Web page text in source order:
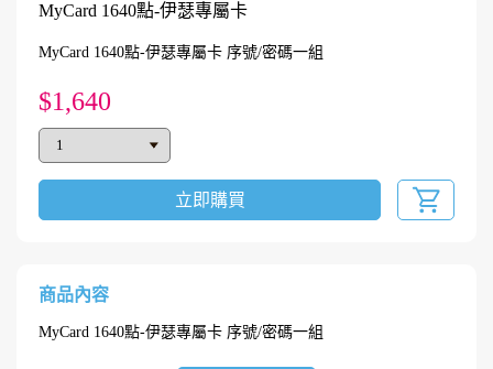
MyCard 1640點-伊瑟專屬卡
MyCard 1640點-伊瑟專屬卡 序號/密碼一組
$1,640
立即購買
商品內容
MyCard 1640點-伊瑟專屬卡 序號/密碼一組